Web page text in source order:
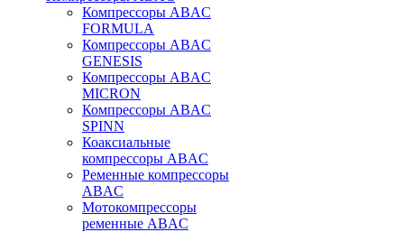
Компрессоры ABAC
FORMULA
Компрессоры ABAC
GENESIS
Компрессоры ABAC
MICRON
Компрессоры ABAC
SPINN
Коаксиальные
компрессоры ABAC
Ременные компрессоры
ABAC
Мотокомпрессоры
ременные ABAC